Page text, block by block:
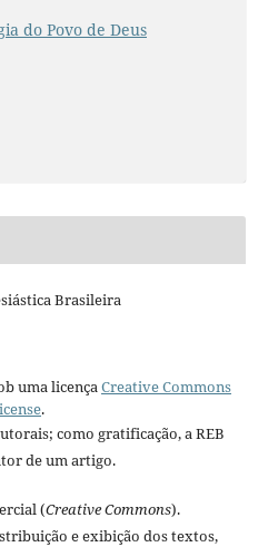
do Povo de Deus
Brasileira
uma licença Creative Commons
.
como gratificação, a REB
de um artigo.
(Creative Commons).
e exibição dos textos,